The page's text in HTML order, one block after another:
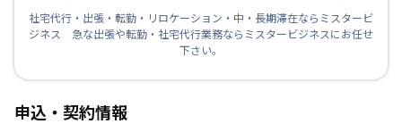
社宅代行・出張・転勤・リロケーション・中・長期滞在ならミスタービ
ジネス 急な出張や転勤・社宅代行業務ならミスタービジネスにお任せ
下さい。
申込・契約情報